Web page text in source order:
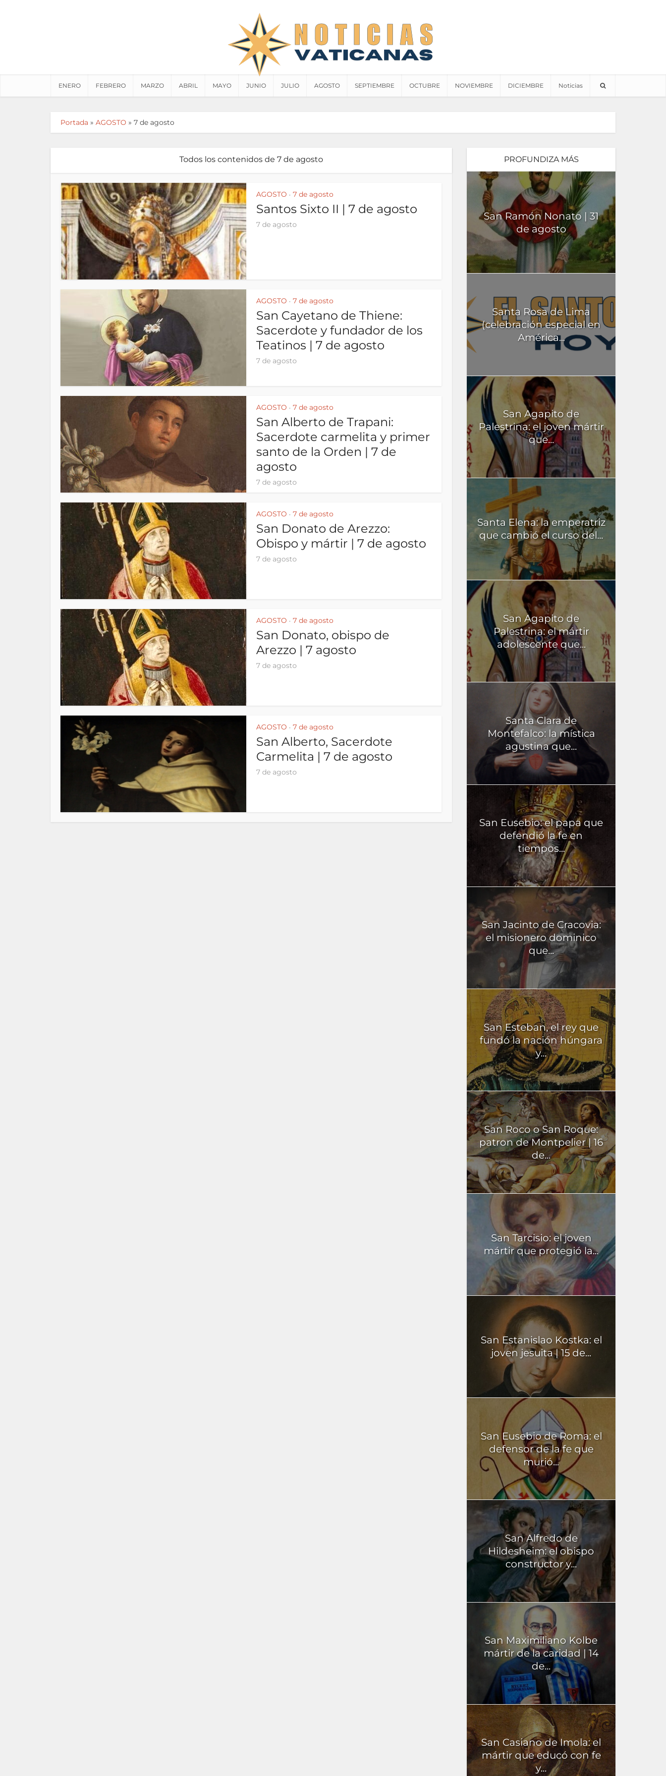
ENERO FEBRERO MARZO ABRIL MAYO JUNIO JULIO AGOSTO SEPTIEMBRE OCTUBRE NOVIEMBRE DICIEMBRE Noticias
Portada » AGOSTO » 7 de agosto
Todos los contenidos de 7 de agosto
AGOSTO • 7 de agosto
Santos Sixto II | 7 de agosto
7 de agosto
AGOSTO • 7 de agosto
San Cayetano de Thiene:
Sacerdote y fundador de los
Teatinos | 7 de agosto
7 de agosto
AGOSTO • 7 de agosto
San Alberto de Trapani:
Sacerdote carmelita y primer
santo de la Orden | 7 de
agosto
7 de agosto
AGOSTO • 7 de agosto
San Donato de Arezzo:
Obispo y mártir | 7 de agosto
7 de agosto
AGOSTO • 7 de agosto
San Donato, obispo de
Arezzo | 7 agosto
7 de agosto
AGOSTO • 7 de agosto
San Alberto, Sacerdote
Carmelita | 7 de agosto
7 de agosto
PROFUNDIZA MÁS
San Ramón Nonato | 31
de agosto
Santa Rosa de Lima
(celebración especial en
América...
San Agapito de
Palestrina: el joven mártir
que...
Santa Elena: la emperatriz
que cambió el curso del...
San Agapito de
Palestrina: el mártir
adolescente que...
Santa Clara de
Montefalco: la mística
agustina que...
San Eusebio: el papa que
defendió la fe en
tiempos...
San Jacinto de Cracovia:
el misionero dominico
que...
San Esteban, el rey que
fundó la nación húngara
y...
San Roco o San Roque:
patron de Montpelier | 16
de...
San Tarcisio: el joven
mártir que protegió la...
San Estanislao Kostka: el
joven jesuita | 15 de...
San Eusebio de Roma: el
defensor de la fe que
murió...
San Alfredo de
Hildesheim: el obispo
constructor y...
San Maximiliano Kolbe
mártir de la caridad | 14
de...
San Casiano de Imola: el
mártir que educó con fe
y...